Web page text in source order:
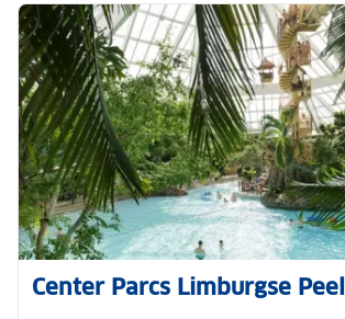
Center Parcs Limburgse Peel